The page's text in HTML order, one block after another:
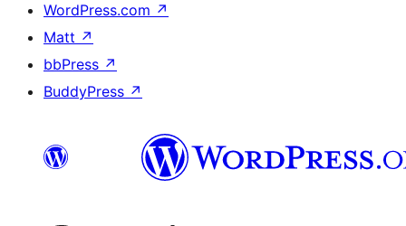
WordPress.com ↗
Matt ↗
bbPress ↗
BuddyPress ↗